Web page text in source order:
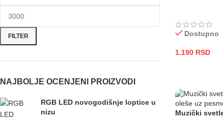
FILTER
NAJBOLJE OCENJENI PROIZVODI
RGB LED novogodišnje loptice u
nizu
Dostupno
1.190 RSD
Muzički